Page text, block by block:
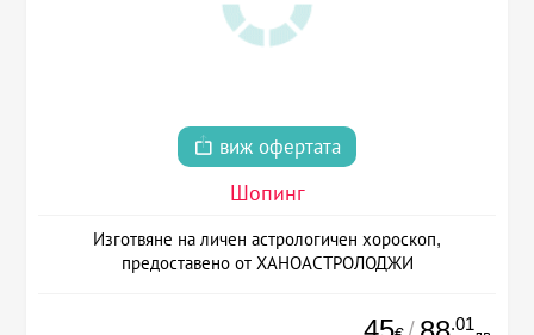
виж офертата
Шопинг
Изготвяне на личен астрологичен хороскоп,
предоставено от ХАНОАСТРОЛОДЖИ
/ .01